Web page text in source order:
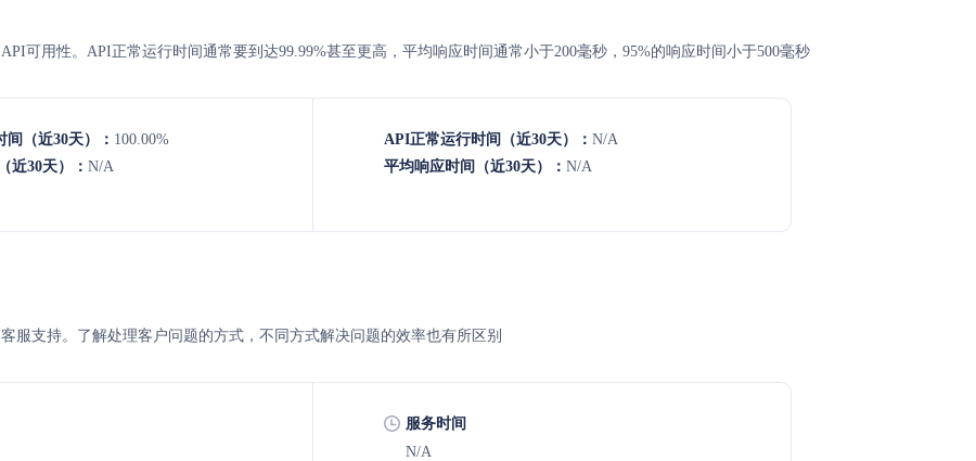
API可用性。API正常运行时间通常要到达99.99%甚至更高，平均响应时间通常小于200毫秒，95%的响应时间小于500毫秒
（近30天）： 100.00%
近30天）： N/A
API正常运行时间（近30天）： N/A
平均响应时间（近30天）： N/A
客服支持。了解处理客户问题的方式，不同方式解决问题的效率也有所区别
服务时间
N/A